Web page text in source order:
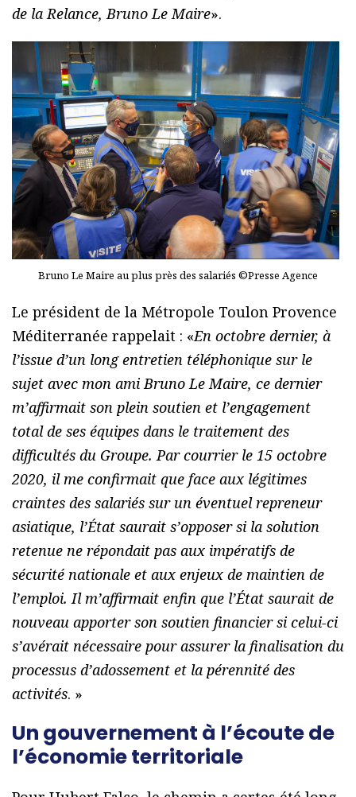
de la Relance, Bruno Le Maire».
Bruno Le Maire au plus près des salariés ©Presse Agence
Le président de la Métropole Toulon Provence
Méditerranée rappelait : «En octobre dernier, à
l’issue d’un long entretien téléphonique sur le
sujet avec mon ami Bruno Le Maire, ce dernier
m’affirmait son plein soutien et l’engagement
total de ses équipes dans le traitement des
difficultés du Groupe. Par courrier le 15 octobre
2020, il me confirmait que face aux légitimes
craintes des salariés sur un éventuel repreneur
asiatique, l’État saurait s’opposer si la solution
retenue ne répondait pas aux impératifs de
sécurité nationale et aux enjeux de maintien de
l’emploi. Il m’affirmait enfin que l’État saurait de
nouveau apporter son soutien financier si celui-ci
s’avérait nécessaire pour assurer la finalisation du
processus d’adossement et la pérennité des
activités. »
Un gouvernement à l’écoute de
l’économie territoriale